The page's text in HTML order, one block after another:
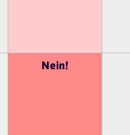
Nein!